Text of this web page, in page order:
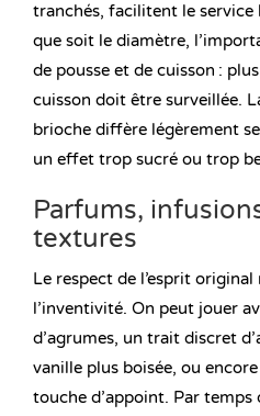
tranchés, facilitent le service
que soit le diamètre,
de pousse et de cuisson :
cuisson doit être surveillée.
brioche diffère légèrement
un effet trop sucré ou trop
Parfums,
textures
Le respect de l’esprit original
l’inventivité. On peut jouer
d’agrumes, un trait discret
vanille plus boisée, ou
touche d’appoint. Par